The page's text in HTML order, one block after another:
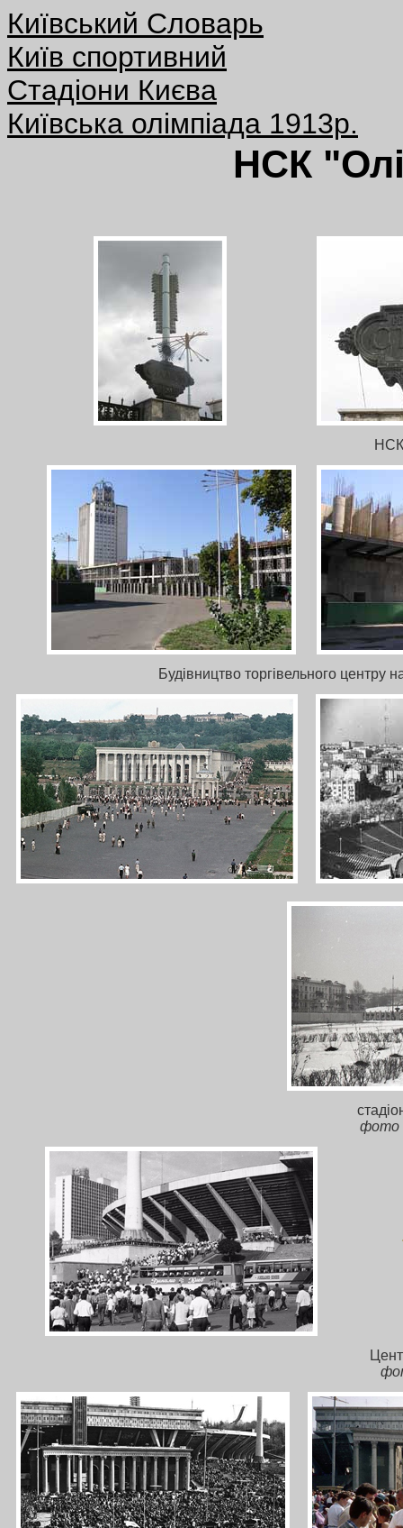
Київський Словарь
Київ спортивний
Стадіони Києва
Київська олімпіада 1913р.
НСК
НСК
Будівництво торгівельного центру
фото